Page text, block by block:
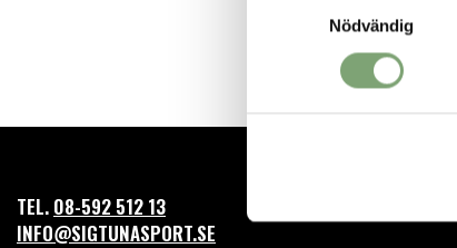
Nödvändig
Artikelnummer:
TEL. 08-592 512 13
INFO@SIGTUNASPORT.SE